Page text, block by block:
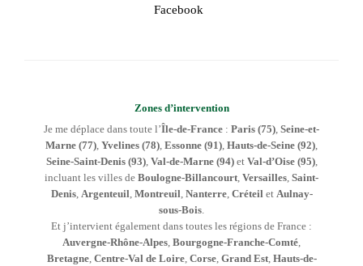
Facebook
Zones d’intervention
Je me déplace dans toute l’Île-de-France : Paris (75) Seine-et-
Marne (77) Yvelines (78) Essonne (91) Hauts-de-Seine (92)
Seine-Saint-Denis (93), Val-de-Marne (94)et Val-d’Oise (95),
incluant les villes de Boulogne-Billancourt Versailles Saint-
Denis, Argenteuil Montreuil Nanterre, Créteil et Aulnay-
sous-Bois
Et j’intervient également dans toutes les régions de France :
Auvergne-Rhône-Alpes Bourgogne-Franche-Comté
Bretagne, Centre-Val de Loire, Corse, Grand Est, Hauts-de-